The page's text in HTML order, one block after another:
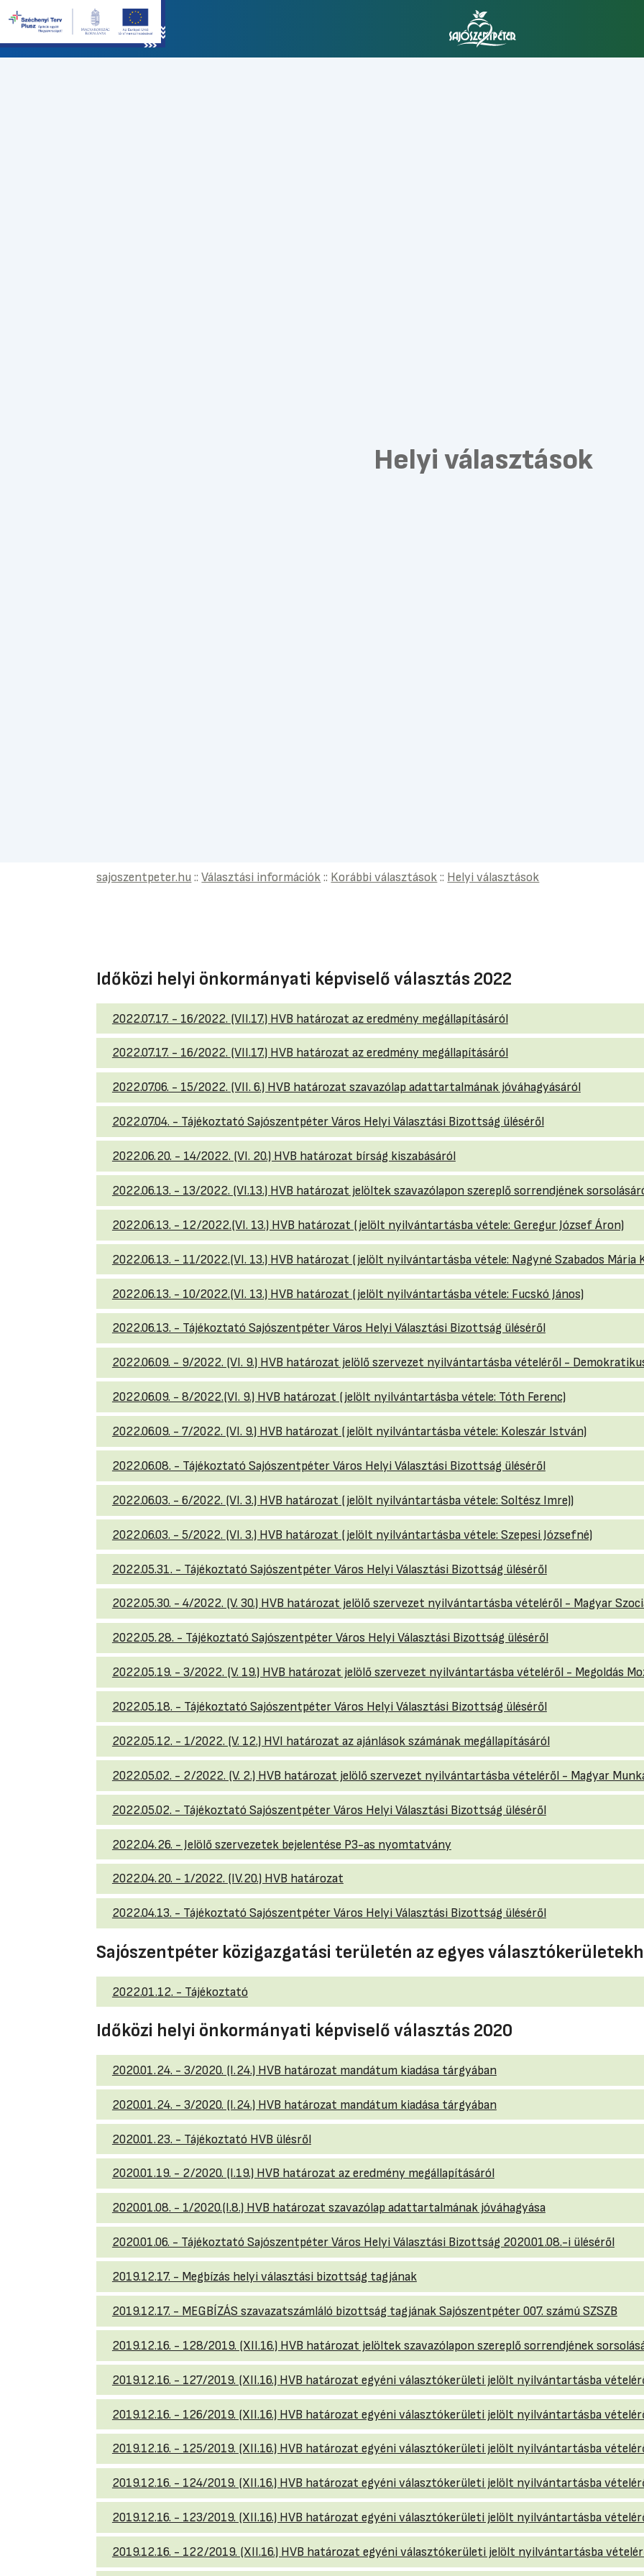
Helyi választások
sajoszentpeter.hu::Választási információk:: Korábbi választások:: Helyi választások
Időközi helyi önkormányati képviselő választás 2022
2022.07.17. - 16/2022. (VII.17.) HVB határozat az eredmény megállapításáról
2022.07.17. - 16/2022. (VII.17.) HVB határozat az eredmény megállapításáról
2022.07.06. - 15/2022. (VII. 6.) HVB határozat szavazólap adattartalmának jóváhagyásáról
2022.07.04. - Tájékoztató Sajószentpéter Város Helyi Választási Bizottság üléséről
2022.06.20. - 14/2022. (VI. 20.) HVB határozat bírság kiszabásáról
2022.06.13. - 13/2022. (VI.13.) HVB határozat jelöltek szavazólapon szereplő sorrendjének
2022.06.13. - 12/2022.(VI. 13.) HVB határozat (jelölt nyilvántartásba vétele: Geregur József Áron)
2022.06.13. - 11/2022.(VI. 13.) HVB határozat (jelölt nyilvántartásba vétele: Nagyné Szabados Mária
2022.06.13. - 10/2022.(VI. 13.) HVB határozat (jelölt nyilvántartásba vétele: Fucskó János)
2022.06.13. - Tájékoztató Sajószentpéter Város Helyi Választási Bizottság üléséről
2022.06.09. - 9/2022. (VI. 9.) HVB határozat jelölő szervezet nyilvántartásba vételéről -
2022.06.09. - 8/2022.(VI. 9.) HVB határozat (jelölt nyilvántartásba vétele: Tóth Ferenc)
2022.06.09. - 7/2022. (VI. 9.) HVB határozat (jelölt nyilvántartásba vétele: Koleszár István)
2022.06.08. - Tájékoztató Sajószentpéter Város Helyi Választási Bizottság üléséről
2022.06.03. - 6/2022. (VI. 3.) HVB határozat (jelölt nyilvántartásba vétele: Soltész Imre))
2022.06.03. - 5/2022. (VI. 3.) HVB határozat (jelölt nyilvántartásba vétele: Szepesi Józsefné)
2022.05.31. - Tájékoztató Sajószentpéter Város Helyi Választási Bizottság üléséről
2022.05.30. - 4/2022. (V. 30.) HVB határozat jelölő szervezet nyilvántartásba vételéről - Magyar
2022.05.28. - Tájékoztató Sajószentpéter Város Helyi Választási Bizottság üléséről
2022.05.19. - 3/2022. (V. 19.) HVB határozat jelölő szervezet nyilvántartásba vételéről - Megoldás
2022.05.18. - Tájékoztató Sajószentpéter Város Helyi Választási Bizottság üléséről
2022.05.12. - 1/2022. (V. 12.) HVI határozat az ajánlások számának megállapításáról
2022.05.02. - 2/2022. (V. 2.) HVB határozat jelölő szervezet nyilvántartásba vételéről - Magyar
2022.05.02. - Tájékoztató Sajószentpéter Város Helyi Választási Bizottság üléséről
2022.04.26. - Jelölő szervezetek bejelentése P3-as nyomtatvány
2022.04.20. - 1/2022. (IV.20.) HVB határozat
2022.04.13. - Tájékoztató Sajószentpéter Város Helyi Választási Bizottság üléséről
Sajószentpéter közigazgatási területén az egyes
2022.01.12. - Tájékoztató
Időközi helyi önkormányati képviselő választás 2020
2020.01.24. - 3/2020. (I.24.) HVB határozat mandátum kiadása tárgyában
2020.01.24. - 3/2020. (I.24.) HVB határozat mandátum kiadása tárgyában
2020.01.23. - Tájékoztató HVB ülésről
2020.01.19. - 2/2020. (I.19.) HVB határozat az eredmény megállapításáról
2020.01.08. - 1/2020.(I.8.) HVB határozat szavazólap adattartalmának jóváhagyása
2020.01.06. - Tájékoztató Sajószentpéter Város Helyi Választási Bizottság 2020.01.08.-i üléséről
2019.12.17. - Megbízás helyi választási bizottság tagjának
2019.12.17. - MEGBÍZÁS szavazatszámláló bizottság tagjának Sajószentpéter 007. számú SZSZB
2019.12.16. - 128/2019. (XII.16.) HVB határozat jelöltek szavazólapon szereplő sorrendjének
2019.12.16. - 127/2019. (XII.16.) HVB határozat egyéni választókerületi jelölt nyilvántartásba
2019.12.16. - 126/2019. (XII.16.) HVB határozat egyéni választókerületi jelölt nyilvántartásba
2019.12.16. - 125/2019. (XII.16.) HVB határozat egyéni választókerületi jelölt nyilvántartásba
2019.12.16. - 124/2019. (XII.16.) HVB határozat egyéni választókerületi jelölt nyilvántartásba
2019.12.16. - 123/2019. (XII.16.) HVB határozat egyéni választókerületi jelölt nyilvántartásba
2019.12.16. - 122/2019. (XII.16.) HVB határozat egyéni választókerületi jelölt nyilvántartásba